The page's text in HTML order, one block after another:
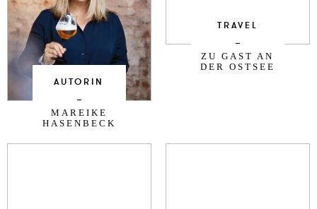
AUTORIN
MAREIKE
HASENBECK
TRAVEL
ZU GAST AN
DER OSTSEE